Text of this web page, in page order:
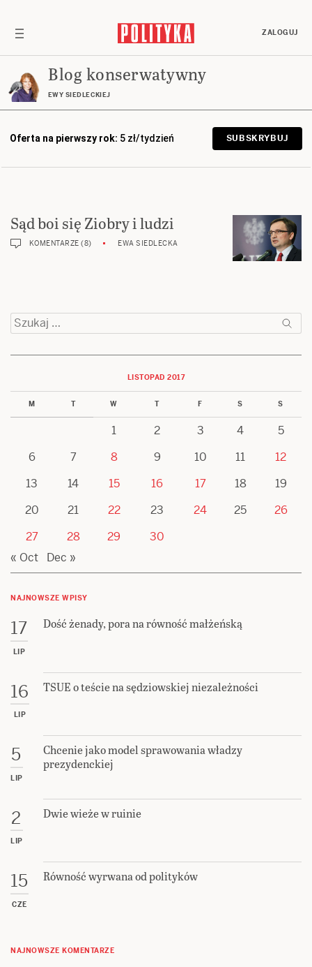
ZALOGUJ
Blog konserwatywny
EWY SIEDLECKIEJ
Oferta na pierwszy rok: 5 zł/tydzień SUBSKRYBUJ
Sąd boi się Ziobry i ludzi
KOMENTARZE (8) EWA SIEDLECKA
Szukaj:
LISTOPAD 2017
M T W T F S S
1 2 3 4
5
6
7 8 9 10 11
12
13
14 15 16 17 18
19
20
21 22 23 24 25
26
27
28 29
30
« Oct
Dec »
NAJNOWSZE WPISY
17
LIP
Dość żenady, pora na równość małżeńską
16
LIP
TSUE o teście na sędziowskiej niezależności
5
LIP
Chcenie jako model sprawowania władzy
prezydenckiej
2
LIP
Dwie wieże w ruinie
15
CZE
Równość wyrwana od polityków
NAJNOWSZE KOMENTARZE